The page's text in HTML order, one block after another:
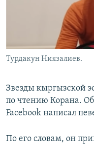
Турдакун Ниязалиев.
Звезды кыргызской
по чтению Корана.
Facebook написал
По его словам, он